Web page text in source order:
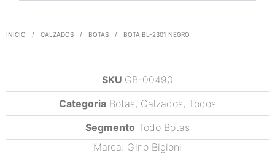
INICIO / CALZADOS / BOTAS / BOTA BL-2301 NEGRO
SKU GB-00490
Categoria Botas, Calzados, Todos
Segmento Todo Botas
Marca: Gino Bigioni